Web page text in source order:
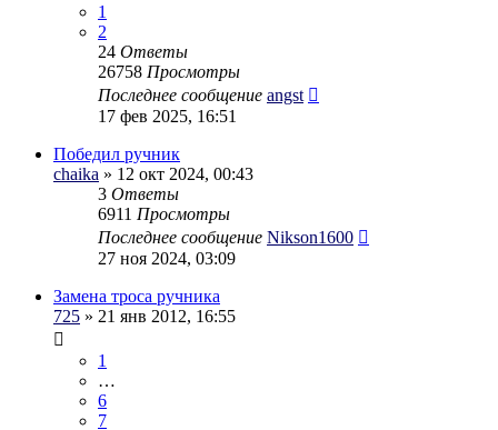
1
2
24 Ответы
26758 Просмотры
Последнее сообщение angst
17 фев 2025, 16:51
Победил ручник
chaika » 12 окт 2024, 00:43
3 Ответы
6911 Просмотры
Последнее сообщение Nikson1600
27 ноя 2024, 03:09
Замена троса ручника
725 » 21 янв 2012, 16:55
1
…
6
7